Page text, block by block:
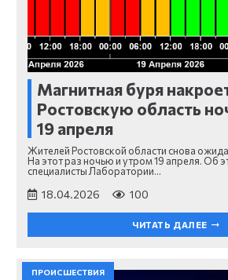
Магнитная буря
Ростовскую область
19 апреля
Жителей Ростовской области снова
На этот раз ночью и утром 19 апреля. Об
специалисты Лаборатории…
18.04.2026 100
ЧИТАТЬ ДАЛЕЕ
ПРОИСШЕСТВИЯ